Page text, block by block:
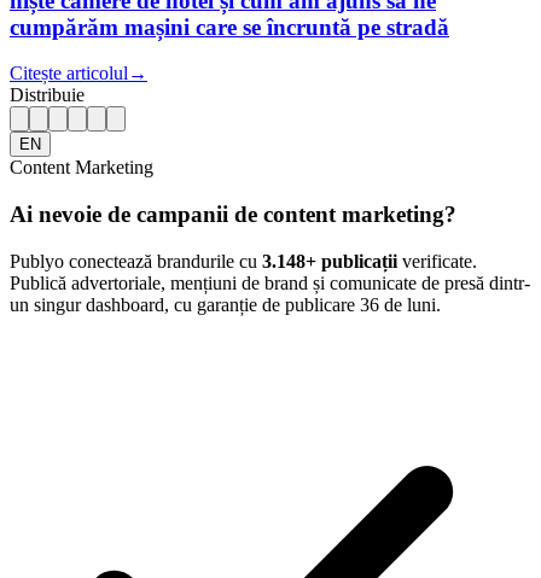
cumpărăm mașini care se încruntă pe stradă
Citește articolul →
Distribuie
EN
Content Marketing
Ai nevoie de campanii de content marketing?
Publyo conectează brandurile cu 3.148+ publicații verificate.
Publică advertoriale, mențiuni de brand și comunicate de presă dintr-
un singur dashboard, cu garanție de publicare 36 de luni.